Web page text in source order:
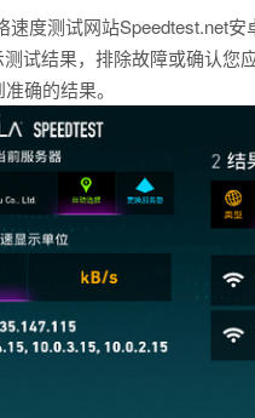
度测试网站Speedtest.net
试结果，排除故障或确认您
确的结果。